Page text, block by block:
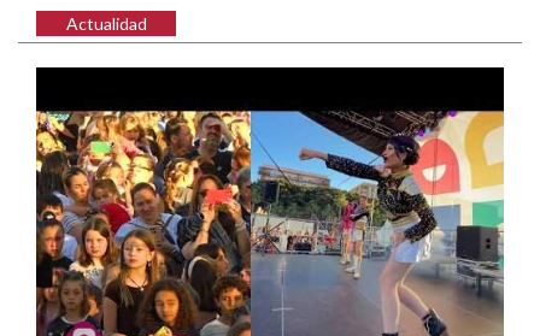
Actualidad